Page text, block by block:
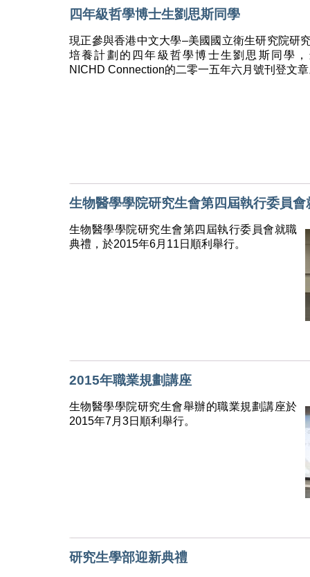
四年級哲學博士生劉思斯同學
現正參與香港中文大學–美國國立衛生研究院研
培養計劃的四年級哲學博士生劉思斯同學
NICHD Connection的二零一五年六月號刊登文
生物醫學學院研究生會第四屆執行委員會
生物醫學學院研究生會第四屆執行委員會就職
典禮，於2015年6月11日順利舉行。
2015年職業規劃講座
生物醫學學院研究生會舉辦的職業規劃講座於
2015年7月3日順利舉行。
研究生學部迎新典禮